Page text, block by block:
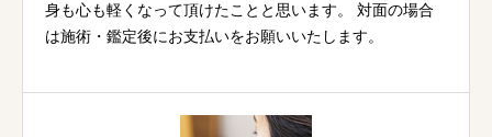
身も心も軽くなって頂けたことと思います。 対面の場合
は施術・鑑定後にお支払いをお願いいたします。